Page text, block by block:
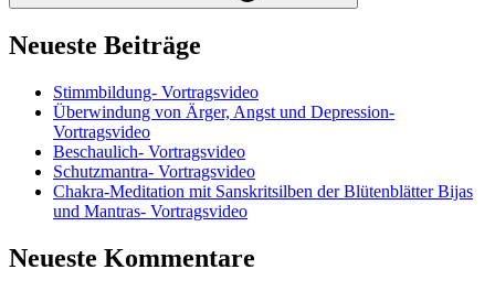
Neueste Beiträge
Stimmbildung- Vortragsvideo
Überwindung von Ärger, Angst und Depression-
Vortragsvideo
Beschaulich- Vortragsvideo
Schutzmantra- Vortragsvideo
Chakra-Meditation mit Sanskritsilben der Blütenblätter Bijas
und Mantras- Vortragsvideo
Neueste Kommentare